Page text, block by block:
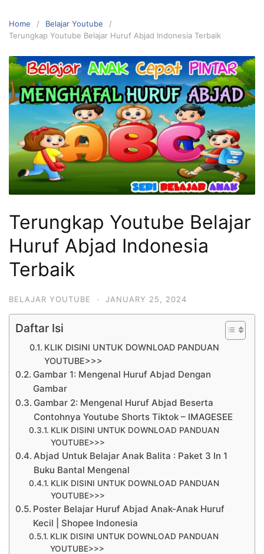
Home
Belajar Youtube
Terungkap Youtube Belajar Huruf Abjad Indonesia Terbaik
Terungkap Youtube Belajar
Huruf Abjad Indonesia
Terbaik
BELAJAR YOUTUBE · JANUARY 25, 2024
Daftar Isi
KLIK DISINI UNTUK DOWNLOAD PANDUAN
YOUTUBE>>>
Gambar 1: Mengenal Huruf Abjad Dengan
Gambar
Gambar 2: Mengenal Huruf Abjad Beserta
Contohnya Youtube Shorts Tiktok – IMAGESEE
KLIK DISINI UNTUK DOWNLOAD PANDUAN
YOUTUBE>>>
Abjad Untuk Belajar Anak Balita : Paket 3 In 1
Buku Bantal Mengenal
KLIK DISINI UNTUK DOWNLOAD PANDUAN
YOUTUBE>>>
Poster Belajar Huruf Abjad Anak-Anak Huruf
Kecil | Shopee Indonesia
KLIK DISINI UNTUK DOWNLOAD PANDUAN
YOUTUBE>>>